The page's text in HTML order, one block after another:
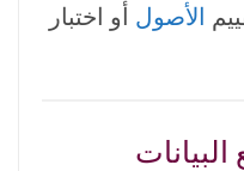
الأصول أو اختبار